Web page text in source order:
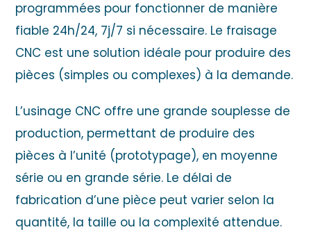
programmées pour fonctionner de manière
fiable 24h/24, 7j/7 si nécessaire. Le fraisage
CNC est une solution idéale pour produire des
pièces (simples ou complexes) à la demande.
L’usinage CNC offre une grande souplesse de
production, permettant de produire des
pièces à l’unité (prototypage), en moyenne
série ou en grande série. Le délai de
fabrication d’une pièce peut varier selon la
quantité, la taille ou la complexité attendue.